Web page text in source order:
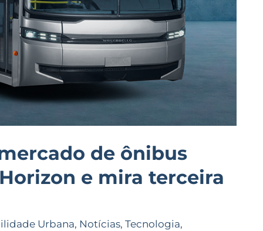
de ônibus
e mira terceira
Urbana, Notícias, Tecnologia,